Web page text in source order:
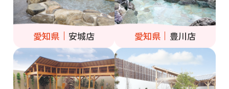
愛知県 安城店 愛知県 豊川店